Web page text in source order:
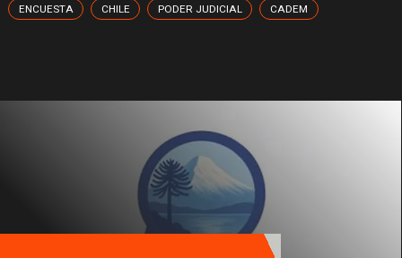
ENCUESTA CHILE PODER JUDICIAL CADEM